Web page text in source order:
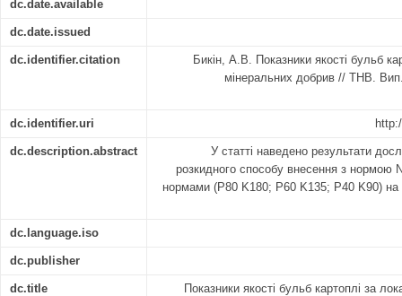
dc.date.available
dc.date.issued
dc.identifier.citation
Бикін, А.В. Показники якості бульб
мінеральних добрив // ТНВ.
dc.identifier.uri
dc.description.abstract
У статті наведено результати
розкидного способу внесення з нормою
нормами (P80 K180; P60 K135; P40 K90) на
dc.language.iso
dc.publisher
dc.title Показники якості бульб картоплі за